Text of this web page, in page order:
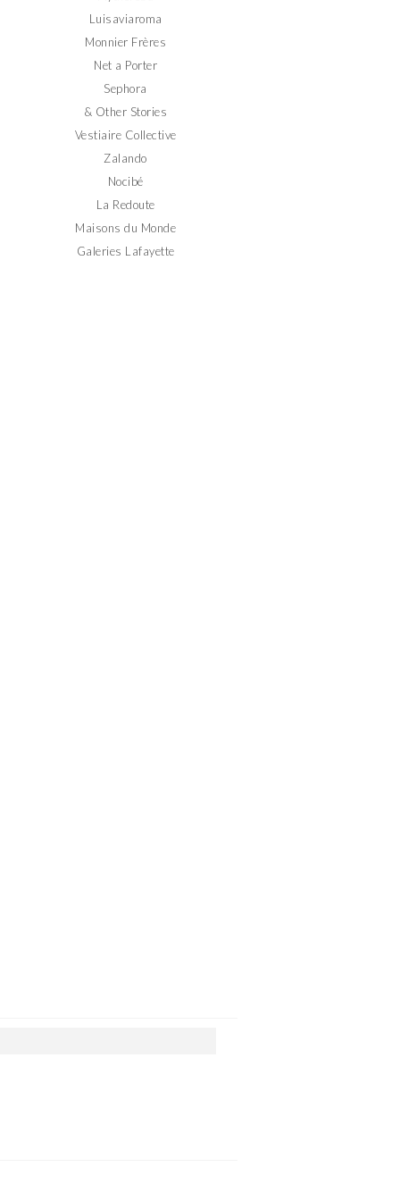
Luisaviaroma
Monnier Frères
Net a Porter
Sephora
& Other Stories
Vestiaire Collective
Zalando
Nocibé
La Redoute
Maisons du Monde
Galeries Lafayette